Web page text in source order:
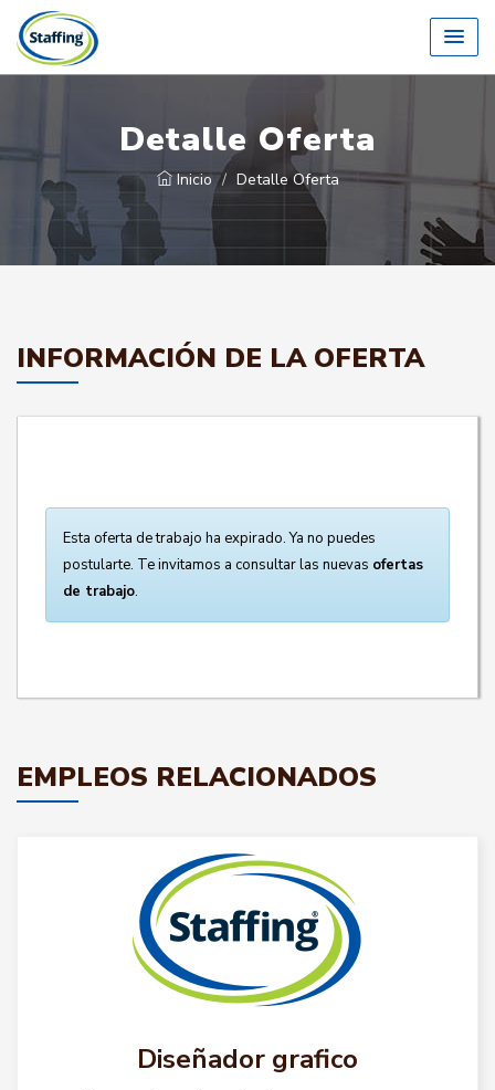
Detalle Oferta
Inicio Detalle Oferta
INFORMACIÓN DE LA OFERTA
Esta oferta de trabajo ha expirado. Ya no puedes
postularte. Te invitamos a consultar las nuevas ofertas
de trabajo.
EMPLEOS RELACIONADOS
Diseñador grafico